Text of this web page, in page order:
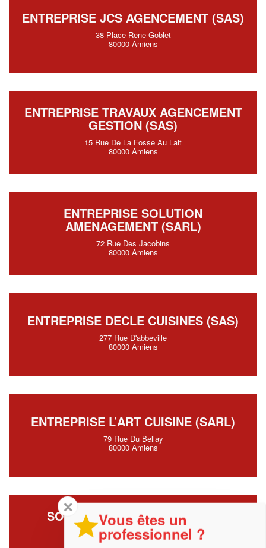
ENTREPRISE JCS AGENCEMENT (SAS)
38 Place Rene Goblet
80000 Amiens
ENTREPRISE TRAVAUX AGENCEMENT
GESTION (SAS)
15 Rue De La Fosse Au Lait
80000 Amiens
ENTREPRISE SOLUTION
AMENAGEMENT (SARL)
72 Rue Des Jacobins
80000 Amiens
ENTREPRISE DECLE CUISINES (SAS)
277 Rue D'abbeville
80000 Amiens
ENTREPRISE L’ART CUISINE (SARL)
79 Rue Du Bellay
80000 Amiens
SOCIÉTÉ PBC – PROJET BOIS
CONCEPT (SARL)
✕
Vous êtes un
professionnel ?